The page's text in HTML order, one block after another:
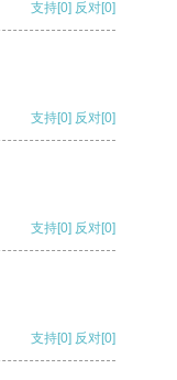
支持[0] 反对[0]
支持[0] 反对[0]
支持[0] 反对[0]
支持[0] 反对[0]